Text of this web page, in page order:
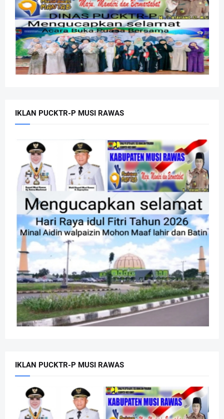
IKLAN PUCKTR-P MUSI RAWAS
IKLAN PUCKTR-P MUSI RAWAS